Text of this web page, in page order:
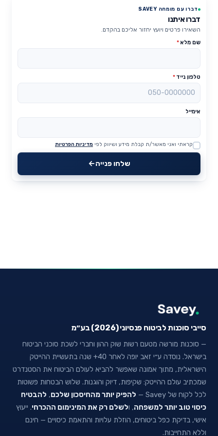
דברו עם מומחה SAVEY
דברו איתנו
השאירו פרטים ויועץ יחזור אליכם בהקדם.
שם מלא*
טלפון נייד *
אימייל
Website
קראתי ואני מאשר/ת קבלת מידע ושיווק לפי מדיניות הפרטיות
שלחו פנייה
סייבי סוכנות לביטוח פנסיוני (2026) בע״מ
— סוכנות מורשה מטעם רשות שוק ההון וחברי לשכת סוכני הביטוח
בישראל. נוסדה ע״י זאב יופה לאחר 40+ שנה בתעשיית ההייטק
הישראלית, מתוך אמונה שאפשר להביא לעולם הביטוח את הסטנדרט
שמכתיב עולם ההייטק: שקיפות, דיוק והוגנות. שלוש הבטחות פשוטות
לכל לקוח של Savey —
להפיק יותר מהחיסכון שלכם, להבטיח
כיסוי טוב יותר למשפחה, ולשלם רק את המינימום ההכרחי. ייעוץ
אישי, בדיקת כפל ביטוחים, הוזלת עלויות והתאמת כיסויים — חינם
וללא התחייבות.